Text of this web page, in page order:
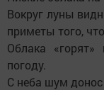
Вокруг луны
приметы того,
Облака
погоду.
С неба шум